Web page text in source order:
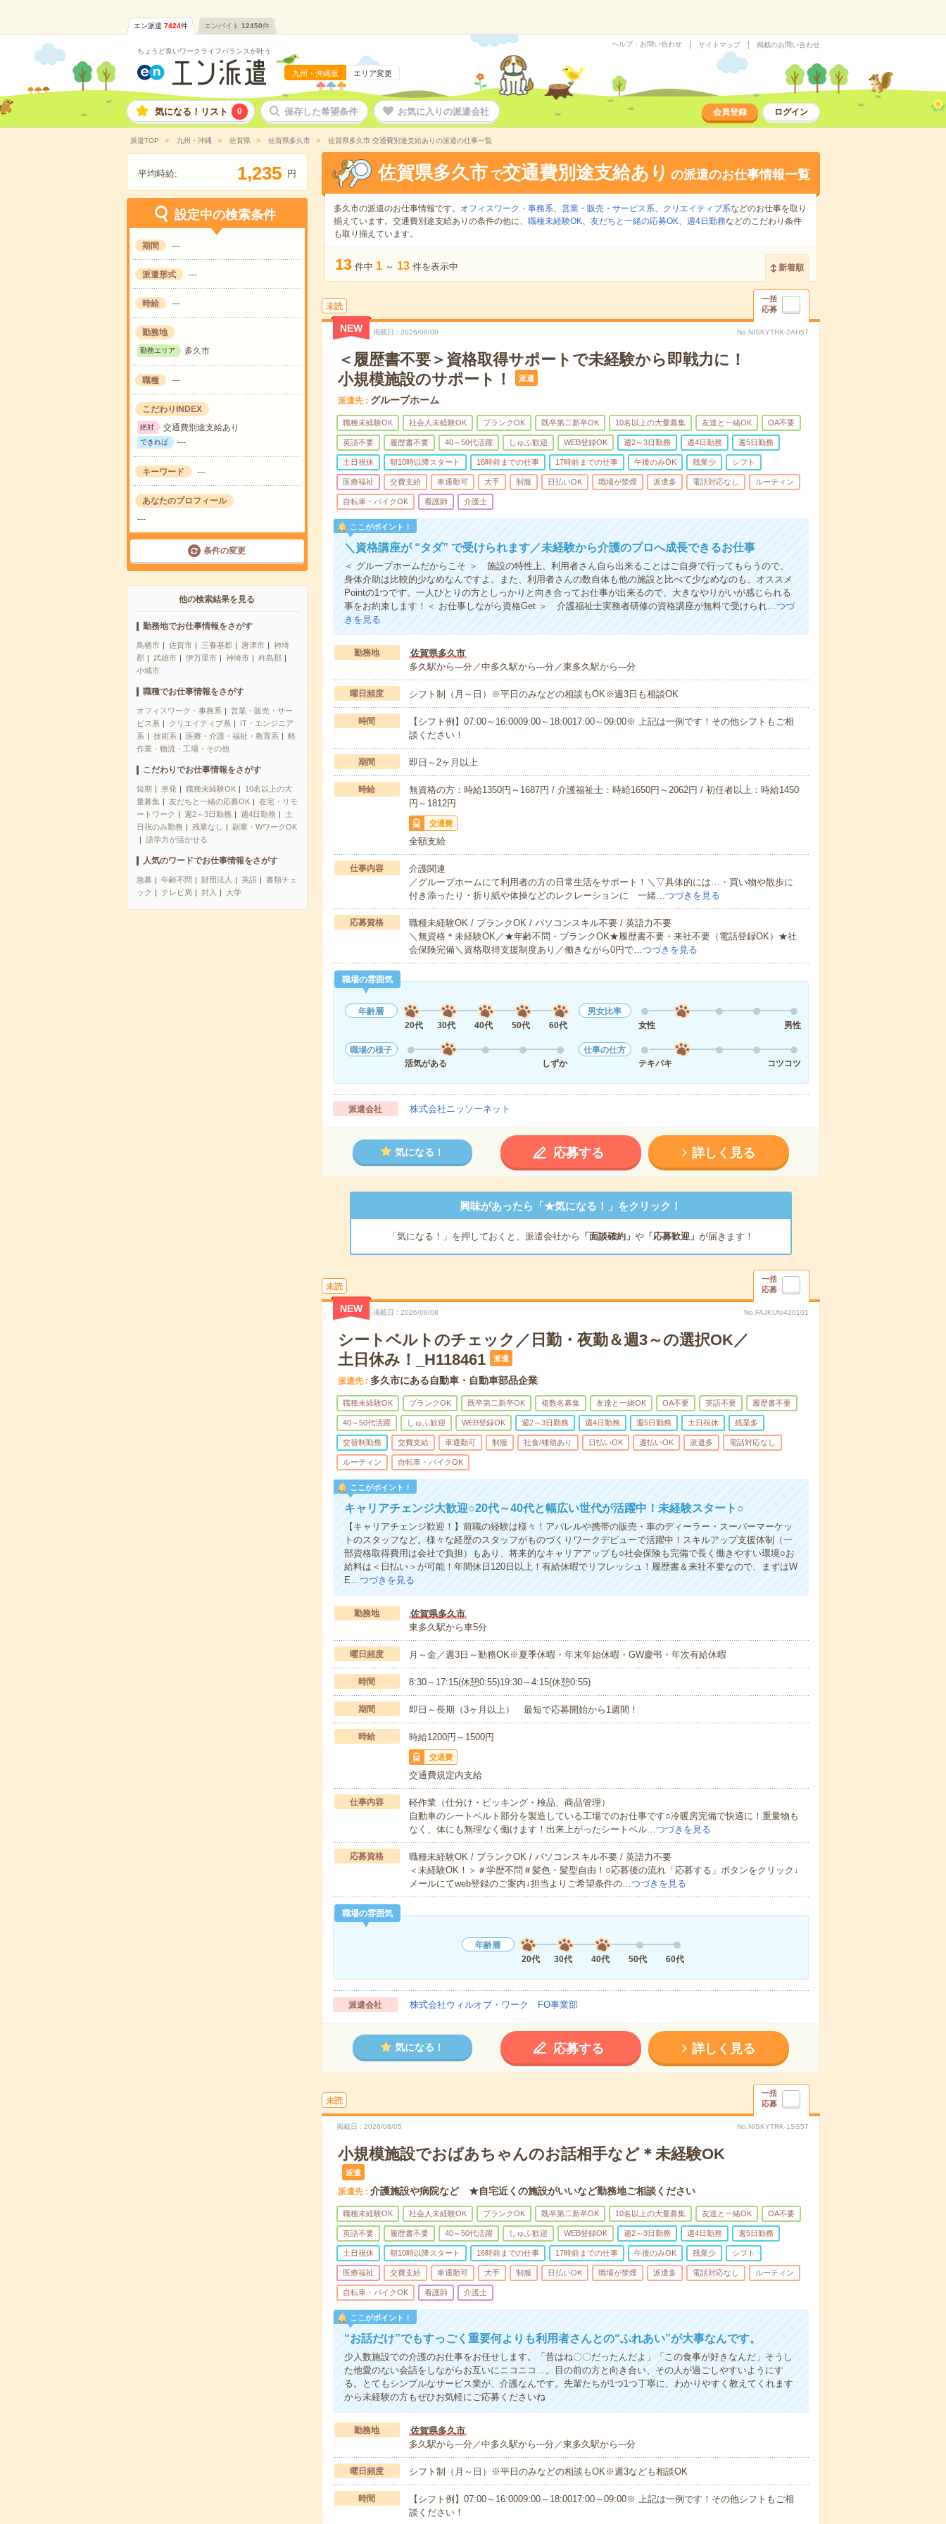
エン派遣 7424件 エンバイト 12450件
ちょうど良いワークライフバランスが叶う
九州・沖縄版 エリア変更
ヘルプ・お問い合わせ サイトマップ 掲載のお問い合わせ
気になる！リスト 0 保存した希望条件 お気に入りの派遣会社 会員登録 ログイン
派遣TOP 九州・沖縄 佐賀県 佐賀県多久市 佐賀県多久市 交通費別途支給ありの派遣の仕事一覧
平均時給: 1,235 円
設定中の検索条件
期間 ---
派遣形式 ---
時給 ---
勤務地
勤務エリア 多久市
職種 ---
こだわりINDEX
絶対 交通費別途支給あり
できれば ---
キーワード ---
あなたのプロフィール
---
条件の変更
他の検索結果を見る
勤務地でお仕事情報をさがす
鳥栖市 佐賀市 三養基郡 唐津市
神埼
郡
武雄市 伊万里市 神埼市
杵島郡
小城市
職種でお仕事情報をさがす
オフィスワーク・事務系
営業・販売・サー
ビス系
クリエイティブ系
IT・エンジニア
系
技術系 医療・介護・福祉・教育系
軽
作業・物流・工場・その他
こだわりでお仕事情報をさがす
短期 単発 職種未経験OK
10名以上の大
量募集
友だちと一緒の応募OK
在宅・リモ
ートワーク
週2～3日勤務 週4日勤務
土
日祝のみ勤務
残業なし
副業・WワークOK
語学力が活かせる
人気のワードでお仕事情報をさがす
急募 年齢不問 財団法人 英語
書類チェ
ック
テレビ局 封入 大学
佐賀県多久市 で交通費別途支給あり の派遣のお仕事情報一覧
多久市の派遣のお仕事情報です。 オフィスワーク・事務系、 営業・販売・サービス系、 クリエイティブ系などのお仕事を取り
揃えています。交通費別途支給ありの条件の他に、 職種未経験OK、 友だちと一緒の応募OK、 週4日勤務などのこだわり条件
も取り揃えています。
13 件中 1 ～ 13 件を表示中 新着順
未読
一括
応募
NEW 掲載日 2026/08/08 No.NISKYTRK-2AH57
＜履歴書不要＞資格取得サポートで未経験から即戦力に！
小規模施設のサポート！
派遣
派遣先 グループホーム
職種未経験OK 社会人未経験OK ブランクOK 既卒第二新卒OK 10名以上の大量募集 友達と一緒OK OA不要
英語不要 履歴書不要 40～50代活躍 しゅふ歓迎 WEB登録OK 週2～3日勤務 週4日勤務 週5日勤務
土日祝休 朝10時以降スタート 16時前までの仕事 17時前までの仕事 午後のみOK 残業少 シフト
医療福祉 交費支給 車通勤可 大手 制服 日払いOK 職場が禁煙 派遣多 電話対応なし ルーティン
自転車・バイクOK 看護師 介護士
ここがポイント！
＼資格講座が “タダ” で受けられます／未経験から介護のプロへ成長できるお仕事
＜ グループホームだからこそ ＞ 施設の特性上、利用者さん自ら出来ることはご自身で行ってもらうので、
身体介助は比較的少なめなんですよ。また、利用者さんの数自体も他の施設と比べて少なめなのも、オススメ
Pointの1つです。一人ひとりの方としっかりと向き合ってお仕事が出来るので、大きなやりがいが感じられる
事をお約束します！＜ お仕事しながら資格Get ＞ 介護福祉士実務者研修の資格講座が無料で受けられ…つづ
きを見る
勤務地
佐賀県多久市
多久駅から---分／中多久駅から---分／東多久駅から---分
曜日頻度 シフト制（月～日）※平日のみなどの相談もOK※週3日も相談OK
時間
【シフト例】07:00～16:0009:00～18:0017:00～09:00※ 上記は一例です！その他シフトもご相
談ください！
期間 即日～2ヶ月以上
時給
無資格の方：時給1350円～1687円 / 介護福祉士：時給1650円～2062円 / 初任者以上：時給1450
円～1812円
交通費
全額支給
仕事内容
介護関連
／グループホームにて利用者の方の日常生活をサポート！＼▽具体的には…・買い物や散歩に
付き添ったり・折り紙や体操などのレクレーションに 一緒…つづきを見る
応募資格
職種未経験OK / ブランクOK / パソコンスキル不要 / 英語力不要
＼無資格＊未経験OK／★年齢不問・ブランクOK★履歴書不要・来社不要（電話登録OK）★社
会保険完備＼資格取得支援制度あり／働きながら0円で…つづきを見る
職場の雰囲気
年齢層
20代
30代 40代 50代 60代
男女比率
女性
男性
職場の様子
活気がある
しずか
仕事の仕方
テキパキ
コツコツ
派遣会社 株式会社ニッソーネット
気になる！ 応募する 詳しく見る
興味があったら「★気になる！」をクリック！
「気になる！」を押しておくと、派遣会社から 「面談確約」 や「応募歓迎」 が届きます！
未読
一括
応募
NEW 掲載日 2026/08/08 No.FAJKUfo420101
シートベルトのチェック／日勤・夜勤＆週3～の選択OK／
土日休み！_H118461
派遣
派遣先 多久市にある自動車・自動車部品企業
職種未経験OK ブランクOK 既卒第二新卒OK 複数名募集 友達と一緒OK OA不要 英語不要 履歴書不要
40～50代活躍 しゅふ歓迎 WEB登録OK 週2～3日勤務 週4日勤務 週5日勤務 土日祝休 残業多
交替制勤務 交費支給 車通勤可 制服 社食/補助あり 日払いOK 週払いOK 派遣多 電話対応なし
ルーティン 自転車・バイクOK
ここがポイント！
キャリアチェンジ大歓迎○20代～40代と幅広い世代が活躍中！未経験スタート○
【キャリアチェンジ歓迎！】前職の経験は様々！アパレルや携帯の販売・車のディーラー・スーパーマーケッ
トのスタッフなど。様々な経歴のスタッフがものづくりワークデビューで活躍中！スキルアップ支援体制（一
部資格取得費用は会社で負担）もあり、将来的なキャリアアップも○社会保険も完備で長く働きやすい環境○お
給料は＜日払い＞が可能！年間休日120日以上！有給休暇でリフレッシュ！履歴書＆来社不要なので、まずはW
E…つづきを見る
勤務地
佐賀県多久市
東多久駅から車5分
曜日頻度 月～金／週3日～勤務OK※夏季休暇・年末年始休暇・GW慶弔・年次有給休暇
時間 8:30～17:15(休憩0:55)19:30～4:15(休憩0:55)
期間 即日～長期（3ヶ月以上） 最短で応募開始から1週間！
時給 時給1200円～1500円
交通費
交通費規定内支給
仕事内容
軽作業（仕分け・ピッキング・検品、商品管理）
自動車のシートベルト部分を製造している工場でのお仕事です○冷暖房完備で快適に！重量物も
なく、体にも無理なく働けます！出来上がったシートベル…つづきを見る
応募資格
職種未経験OK / ブランクOK / パソコンスキル不要 / 英語力不要
＜未経験OK！＞＃学歴不問＃髪色・髪型自由！○応募後の流れ「応募する」ボタンをクリック↓
メールにてweb登録のご案内↓担当よりご希望条件の…つづきを見る
職場の雰囲気
年齢層
20代
30代 40代 50代 60代
派遣会社 株式会社ウィルオブ・ワーク FO事業部
気になる！ 応募する 詳しく見る
未読
一括
応募
掲載日 2026/08/05 No.NISKYTRK-1SS57
小規模施設でおばあちゃんのお話相手など＊未経験OK
派遣
派遣先 介護施設や病院など ★自宅近くの施設がいいなど勤務地ご相談ください
職種未経験OK 社会人未経験OK ブランクOK 既卒第二新卒OK 10名以上の大量募集 友達と一緒OK OA不要
英語不要 履歴書不要 40～50代活躍 しゅふ歓迎 WEB登録OK 週2～3日勤務 週4日勤務 週5日勤務
土日祝休 朝10時以降スタート 16時前までの仕事 17時前までの仕事 午後のみOK 残業少 シフト
医療福祉 交費支給 車通勤可 大手 制服 日払いOK 職場が禁煙 派遣多 電話対応なし ルーティン
自転車・バイクOK 看護師 介護士
ここがポイント！
“お話だけ”でもすっごく重要何よりも利用者さんとの“ふれあい”が大事なんです。
少人数施設での介護のお仕事をお任せします。「昔はね〇〇だったんだよ」「この食事が好きなんだ」そうし
た他愛のない会話をしながらお互いにニコニコ…。目の前の方と向き合い、その人が過ごしやすいようにす
る。とてもシンプルなサービス業が、介護なんです。先輩たちが1つ1つ丁寧に、わかりやすく教えてくれます
から未経験の方もぜひお気軽にご応募くださいね
勤務地
佐賀県多久市
多久駅から---分／中多久駅から---分／東多久駅から---分
曜日頻度 シフト制（月～日）※平日のみなどの相談もOK※週3なども相談OK
時間
【シフト例】07:00～16:0009:00～18:0017:00～09:00※ 上記は一例です！その他シフトもご相
談ください！